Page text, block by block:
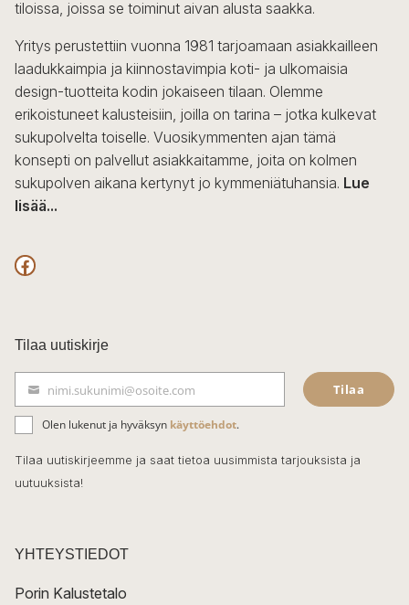
tiloissa, joissa se toiminut aivan alusta saakka.
Yritys perustettiin vuonna 1981 tarjoamaan asiakkailleen
laadukkaimpia ja kiinnostavimpia koti- ja ulkomaisia
design-tuotteita kodin jokaiseen tilaan. Olemme
erikoistuneet kalusteisiin, joilla on tarina – jotka kulkevat
sukupolvelta toiselle. Vuosikymmenten ajan tämä
konsepti on palvellut asiakkaitamme, joita on kolmen
sukupolven aikana kertynyt jo kymmeniätuhansia. Lue
lisää...
F
c
e
b
o
o
k
Tilaa uutiskirje
ä
h
k
t
nimi.sukunimi@osoite.com Tilaa
Olen lukenut ja hyväksyn käyttöehdot.
Tilaa uutiskirjeemme ja saat tietoa uusimmista tarjouksista ja
uutuuksista!
YHTEYSTIEDOT
Porin Kalustetalo